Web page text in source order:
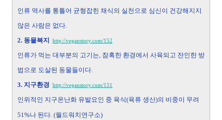
인류 역사를 통틀어 균형잡힌 채식의 실천으로 심신이 건강해지지
않은 사람은 없다.
2. 동물복지 http://veganstory.com/152
인류가 먹는 대부분의 고기는, 참혹한 환경에서 사육되고 잔인한 방
법으로 도살된 동물들이다.
3. 지구환경 http://veganstory.com/151
인위적인 지구온난화 유발요인 중 육식(육류 생산)의 비중이 무려
51%나 된다. (월드워치연구소)